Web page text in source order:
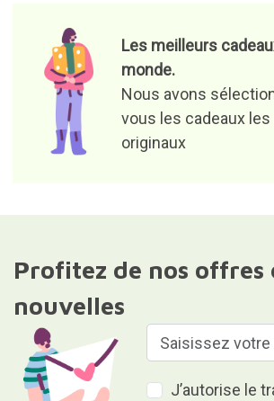
Les meilleurs
monde.
Nous avons
vous les cadeaux les
originaux
Profitez de nos offres
nouvelles
J’autorise le